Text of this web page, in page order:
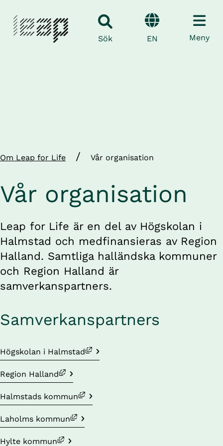
Sök EN Meny
Om Leap for Life / Vår organisation
Vår organisation
Leap for Life är en del av Högskolan i
Halmstad och medfinansieras av Region
Halland. Samtliga halländska kommuner
och Region Halland är
samverkanspartners.
Samverkanspartners
Högskolan i Halmstad
Länk till annan webbplats, öppnas i nytt fönster.
Region Halland
Länk till annan webbplats, öppnas i nytt fönster.
Halmstads kommun
Länk till annan webbplats, öppnas i nytt fönster.
Laholms kommun
Länk till annan webbplats, öppnas i nytt fönster.
Hylte kommun
Länk till annan webbplats, öppnas i nytt fönster.